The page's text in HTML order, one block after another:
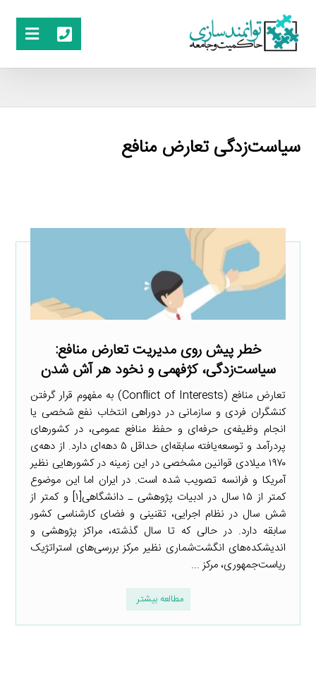
سیاست‌زدگی تعارض منافع
خطر پیش روی مدیریت تعارض منافع:
سیاست‌زدگی، کژفهمی و نخود هر آش شدن
تعارض منافع (Conflict of Interests) به مفهوم قرار گرفتن
کنشگران فردی و سازمانی در دوراهی انتخاب نفع شخصی یا
انجام وظیفه‌ی حرفه‌ای و حفظ منافع عمومی، در کشورهای
پردرآمد و توسعه‌یافته سابقه‌ای حداقل ۵ دهه‌ای دارد. از دهه‌ی
۱۹۷۰ میلادی قوانین مشخصی در این زمینه در کشورهایی نظیر
آمریکا و فرانسه تصویب شده است. در ایران اما این موضوع
کمتر از ۱۵ سال در ادبیات پژوهشی ـ دانشگاهی[۱] و کمتر از
شش سال در نظام اجرایی، تقنینی و فضای کارشناسی کشور
سابقه دارد. در حالی که تا سال گذشته، مراکز پژوهشی و
اندیشکده‌های انگشت‌شماری نظیر مرکز بررسی‌های استراتژیک
ریاست‌جمهوری، مرکز ...
مطالعه بیشتر